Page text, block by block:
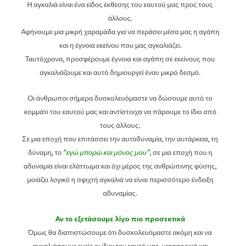
Η αγκαλιά είναι ένα είδος έκθεσης του εαυτού μας προς τους
άλλους.
Αφήνουμε μια μικρή χαραμάδα για να περάσει μέσα μας η αγάπη
και η έγνοια εκείνου που μας αγκαλιάζει.
Ταυτόχρονα, προσφέρουμε έγνοια και αγάπη σε εκείνους που
αγκαλιάζουμε και αυτό δημιουργεί έναν μικρό δεσμό.
Οι άνθρωποι σήμερα δυσκολευόμαστε να δώσουμε αυτό το
κομμάτι του εαυτού μας και αντίστοιχα να πάρουμε το ίδιο από
τους άλλους.
Σε μια εποχή που επιτάσσει την αυτοδυναμία, την αυτάρκεια, τη
δύναμη, το“εγώ μπορώ και μόνος μου”, σε μια εποχή που η
αδυναμία είναι ελάττωμα και όχι μέρος της ανθρώπινης φύσης,
μοιάζει λογικό η σφιχτή αγκαλιά να είναι περισσότερο ένδειξη
αδυναμίας.
Αν το εξετάσουμε λίγο πιο προσεκτικά
Όμως θα διαπιστώσουμε ότι δυσκολευόμαστε ακόμη και να